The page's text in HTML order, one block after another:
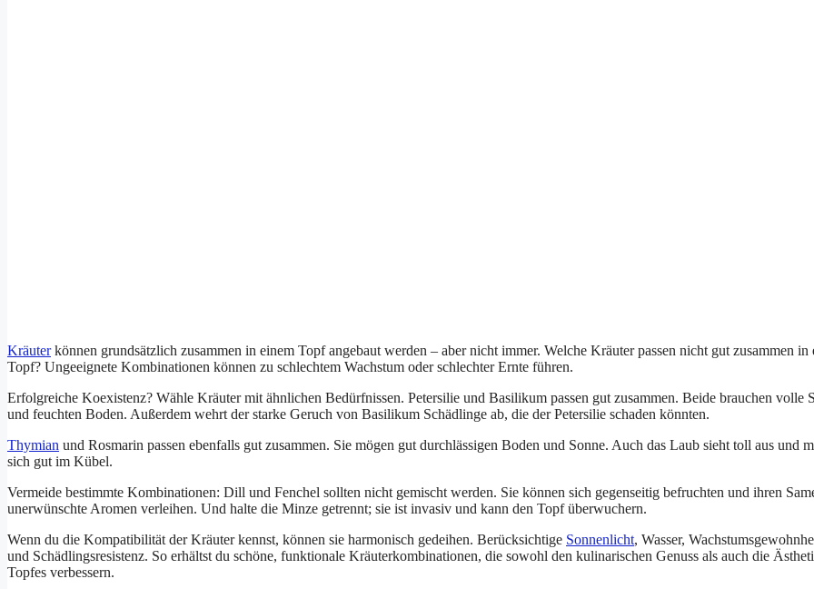
Kräuterkönnen grundsätzlich zusammen in einem Topf angebaut werden – aber nicht immer. Welche Kräuter passen nicht gut zusammen in
Topf? Ungeeignete Kombinationen können zu schlechtem Wachstum oder schlechter Ernte führen.
Erfolgreiche Koexistenz? Wähle Kräuter mit ähnlichen Bedürfnissen. Petersilie und Basilikum passen gut zusammen. Beide brauchen volle
und feuchten Boden. Außerdem wehrt der starke Geruch von Basilikum Schädlinge ab, die der Petersilie schaden könnten.
Thymian und Rosmarin passen ebenfalls gut zusammen. Sie mögen gut durchlässigen Boden und Sonne. Auch das Laub sieht toll aus und
sich gut im Kübel.
Vermeide bestimmte Kombinationen: Dill und Fenchel sollten nicht gemischt werden. Sie können sich gegenseitig befruchten und ihren
unerwünschte Aromen verleihen. Und halte die Minze getrennt; sie ist invasiv und kann den Topf überwuchern.
Wenn du die Kompatibilität der Kräuter kennst, können sie harmonisch gedeihen. Berücksichtige Sonnenlicht, Wasser,
und Schädlingsresistenz. So erhältst du schöne, funktionale Kräuterkombinationen, die sowohl den kulinarischen Genuss als auch die
Topfes verbessern.